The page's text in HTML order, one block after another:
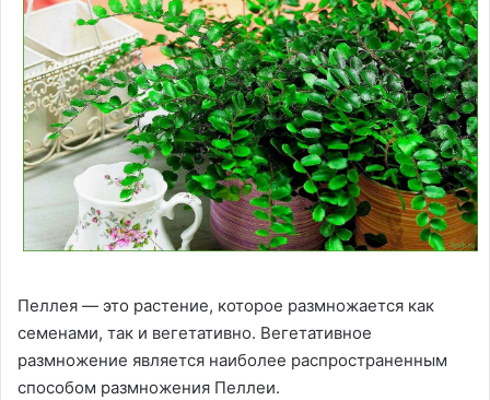
Пеллея — это растение, которое размножается как
семенами, так и вегетативно. Вегетативное
размножение является наиболее распространенным
способом размножения Пеллеи.